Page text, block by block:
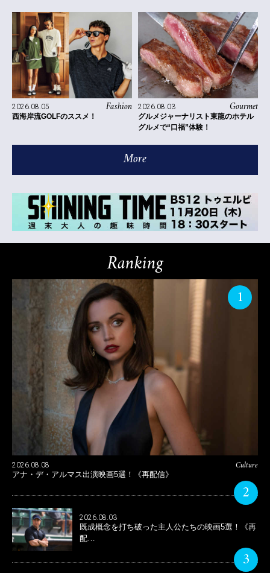
Fashion
2026.08.05
西海岸流GOLFのススメ！
Gourmet
2026.08.03
グルメジャーナリスト東龍のホテル
グルメで“口福”体験！
More
Ranking
1
Culture
2026.08.08
アナ・デ・アルマス出演映画5選！《再配信》
2
2026.08.03
既成概念を打ち破った主人公たちの映画5選！《再
配…
3